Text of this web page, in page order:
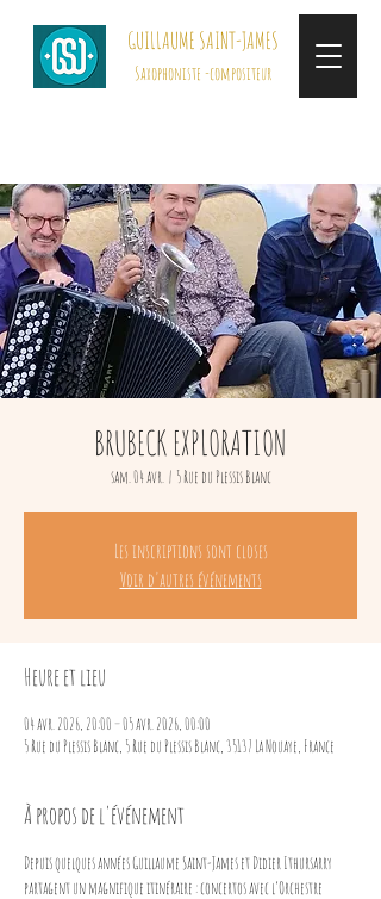
GUILLAUME SAINT-JAMES
Saxophoniste -compositeur
BRUBECK EXPLORATION
sam. 04 avr.
  |
5 Rue du Plessis Blanc
Les inscriptions sont closes
Voir d'autres événements
Heure et lieu
04 avr. 2026, 20:00 – 05 avr. 2026, 00:00
5 Rue du Plessis Blanc, 5 Rue du Plessis Blanc, 35137 La Nouaye, France
À propos de l'événement
Depuis quelques années Guillaume Saint-James et Didier Ithursarry
partagent un magnifique itinéraire : concertos avec l’Orchestre